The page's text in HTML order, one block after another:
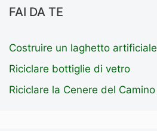
FAI DA TE
Costruire un laghetto artificiale
Riciclare bottiglie di vetro
Riciclare la Cenere del Camino